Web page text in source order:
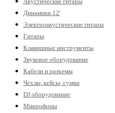
Динамики 12'
Электроакустические гитары
Гитары
Клавишные инструменты
Звуковое оборудование
Кабели и разъемы
Чехлы, кейсы, сумки
DJ оборудование
Микрофоны